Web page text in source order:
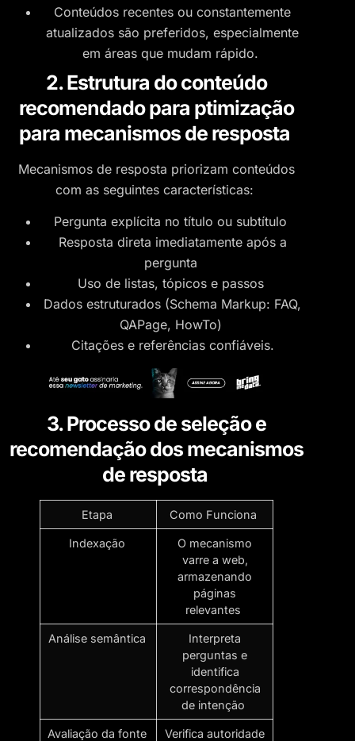
Conteúdos recentes ou constantemente
atualizados são preferidos, especialmente
em áreas que mudam rápido.
2. Estrutura do conteúdo
recomendado para ptimização
para mecanismos de resposta
Mecanismos de resposta priorizam conteúdos
com as seguintes características:
Pergunta explícita no título ou subtítulo
Resposta direta imediatamente após a
pergunta
Uso de listas, tópicos e passos
Dados estruturados (Schema Markup: FAQ,
QAPage, HowTo)
Citações e referências confiáveis.
3. Processo de seleção e
recomendação dos mecanismos
de resposta
Etapa Como Funciona
Indexação
O mecanismo
varre a web,
armazenando
páginas
relevantes
Análise semântica
Interpreta
perguntas e
identifica
correspondência
de intenção
Avaliação da fonte
Verifica autoridade